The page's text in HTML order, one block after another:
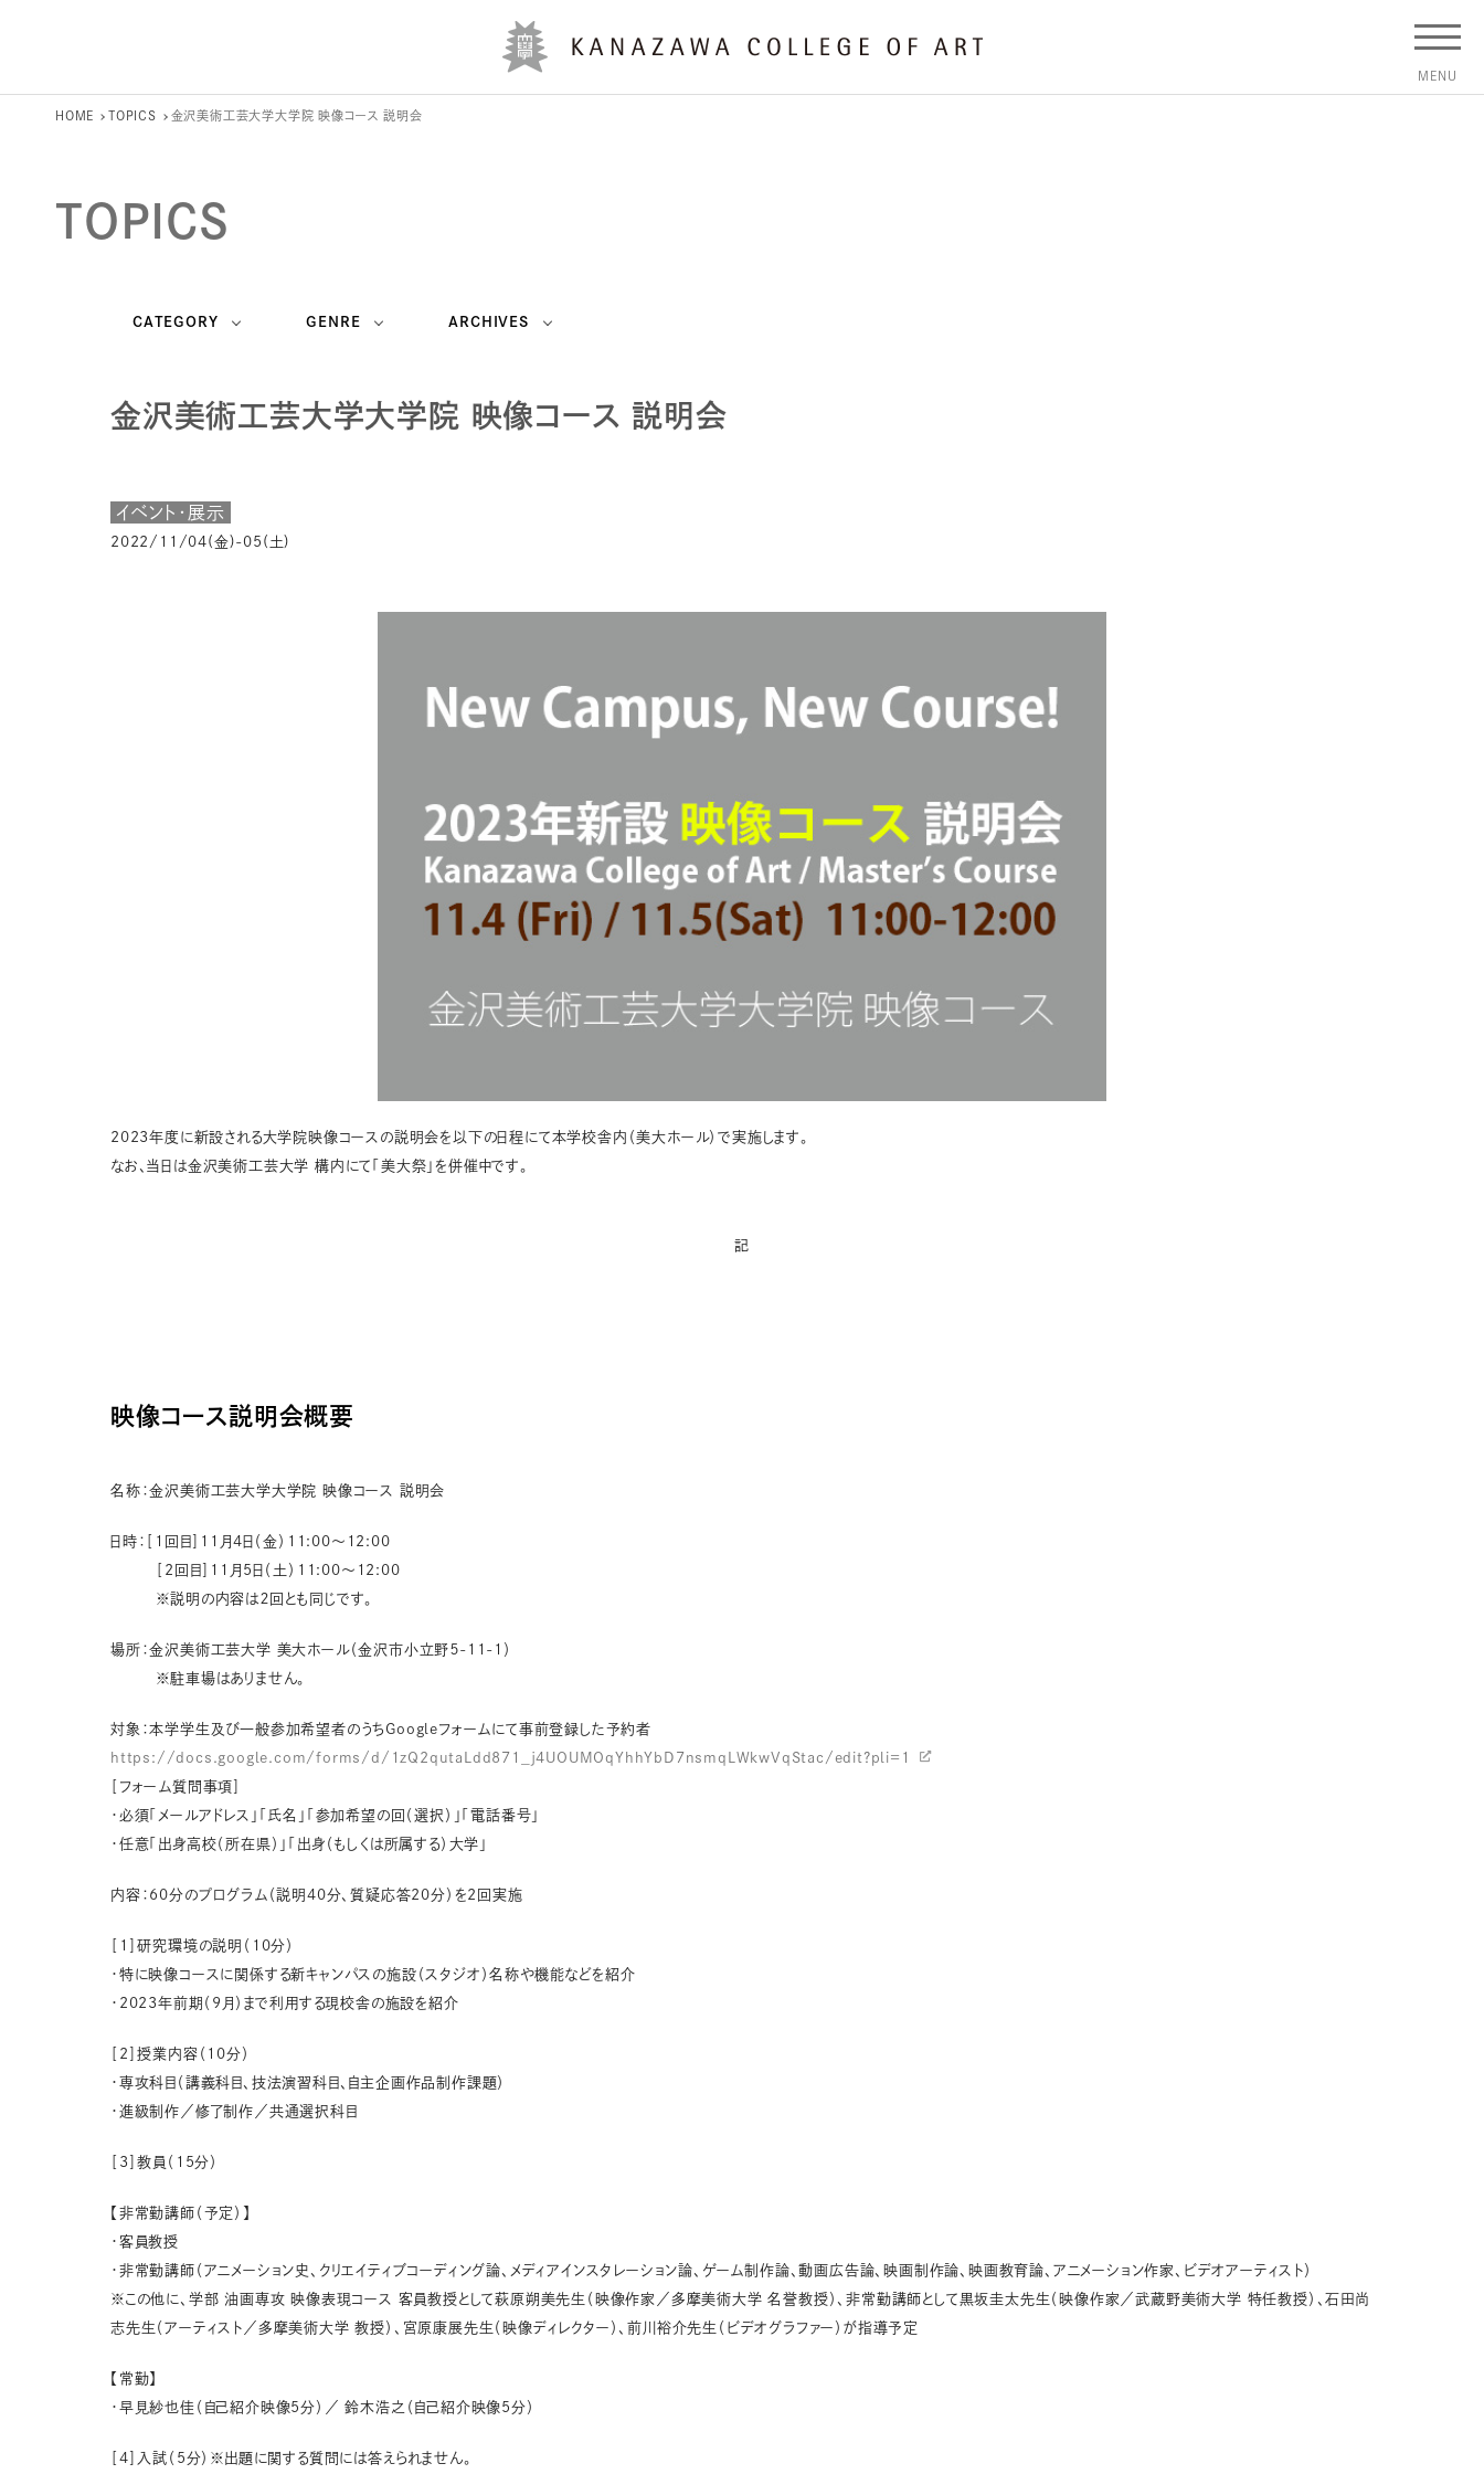
HOME TOPICS 金沢美術工芸大学大学院 映像コース 説明会
TOPICS
CATEGORY GENRE ARCHIVES
金沢美術工芸大学大学院 映像コース 説明会
イベント・展示
2022/11/04(金)-05(土)
2023年度に新設される大学院映像コースの説明会を以下の日程にて本学校舎内（美大ホール）で実施します。
なお、当日は金沢美術工芸大学 構内にて「美大祭」を併催中です。
記
映像コース説明会概要
名称：金沢美術工芸大学大学院 映像コース 説明会
日時：［1回目］11月4日（金）11:00～12:00
［2回目］11月5日（土）11:00～12:00
※説明の内容は２回とも同じです。
場所：金沢美術工芸大学 美大ホール（金沢市小立野５-11-1）
※駐車場はありません。
対象：本学学生及び一般参加希望者のうちGoogleフォームにて事前登録した予約者
https://docs.google.com/forms/d/1zQ2qutaLdd871_j4UOUMOqYhhYbD7nsmqLWkwVqStac/edit?pli=1
［フォーム質問事項］
・必須「メールアドレス」「氏名」「参加希望の回（選択）」「電話番号」
・任意「出身高校（所在県）」「出身（もしくは所属する）大学」
内容：60分のプログラム（説明40分、質疑応答20分）を2回実施
［1］研究環境の説明（10分）
・特に映像コースに関係する新キャンパスの施設（スタジオ）名称や機能などを紹介
・2023年前期（9月）まで利用する現校舎の施設を紹介
［2］授業内容（10分）
・専攻科目（講義科目、技法演習科目、自主企画作品制作課題）
・進級制作／修了制作／共通選択科目
［3］教員（15分）
【非常勤講師（予定）】
・客員教授
・非常勤講師（アニメーション史、クリエイティブコーディング論、メディアインスタレーション論、ゲーム制作論、動画広告論、映画制作論、映画教育論、アニメーション作家、ビデオアーティスト）
※この他に、学部 油画専攻 映像表現コース 客員教授として萩原朔美先生（映像作家／多摩美術大学 名誉教授）、非常勤講師として黒坂圭太先生（映像作家／武蔵野美術大学 特任教授）、石田尚
志先生（アーティスト／多摩美術大学 教授）、宮原康展先生（映像ディレクター）、前川裕介先生（ビデオグラファー）が指導予定
【常勤】
・早見紗也佳（自己紹介映像5分）／ 鈴木浩之（自己紹介映像5分）
［4］入試（5分）※出題に関する質問には答えられません。